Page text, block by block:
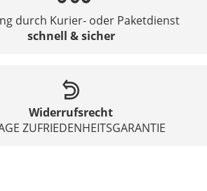
durch Kurier- oder Paketdienst
schnell & sicher
Widerrufsrecht
ZUFRIEDENHEITSGARANTIE